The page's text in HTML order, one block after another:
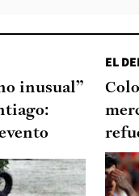
inusual”
EL